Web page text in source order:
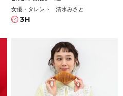
女優・タレント 清水みさと
3H